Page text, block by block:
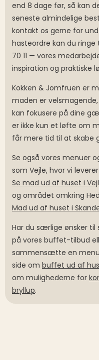
end 8 dage før, så kan
seneste almindelige
kontakt os gerne for
hasteordre kan du ringe
70 11 — vores
inspiration og praktiske
Kokken & Jomfruen er
maden er velsmagende,
kan fokusere på dine
er ikke kun et løfte om
får mere tid til at skabe
Se også vores menuer
som Vejle, hvor vi
Se mad ud af huset i
og området omkring
Mad ud af huset i
Har du særlige ønsker
på vores buffet-tilbud
sammensætte en menu
side om buffet ud af
om mulighederne for
bryllup.